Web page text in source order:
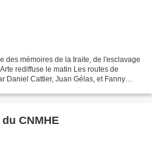
des mémoires de la traite, de l'esclavage
rediffuse le matin Les routes de
Daniel Cattier, Juan Gélas, et Fanny
CNMHE